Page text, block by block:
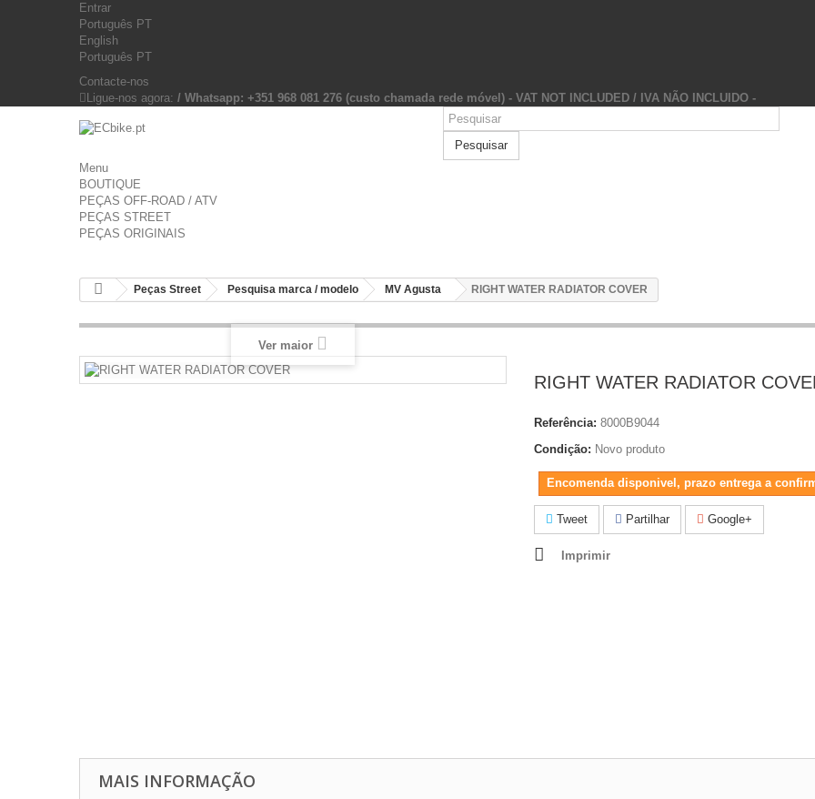
Entrar
Português PT
English
Português PT
Contacte-nos
Ligue-nos agora: / Whatsapp: +351 968 081 276 (custo chamada rede móvel) - VAT NOT INCLUDED / IVA NÃO INCLUIDO -
Pesquisar
Menu
BOUTIQUE
PEÇAS OFF-ROAD / ATV
PEÇAS STREET
PEÇAS ORIGINAIS
Peças Street Pesquisa marca / modelo MV Agusta RIGHT WATER RADIATOR COVER
Ver maior
RIGHT WATER RADIATOR
Referência: 8000B9044
Condição: Novo produto
Encomenda disponivel, prazo entrega a
Tweet Partilhar Google+
Imprimir
MAIS INFORMAÇÃO